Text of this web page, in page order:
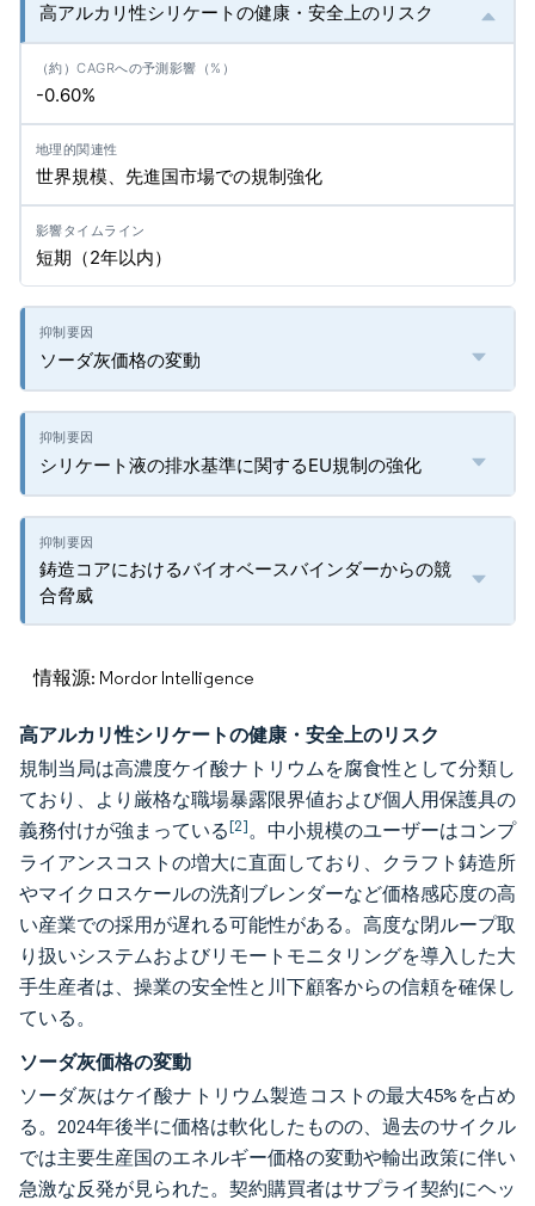
高アルカリ性シリケートの健康・安全上のリスク
-0.60%
世界規模、先進国市場での規制強化
短期（2年以内）
ソーダ灰価格の変動
シリケート液の排水基準に関するEU規制の強化
鋳造コアにおけるバイオベースバインダーからの競
合脅威
情報源: Mordor Intelligence
高アルカリ性シリケートの健康・安全上のリスク
規制当局は高濃度ケイ酸ナトリウムを腐食性として分類し
ており、より厳格な職場暴露限界値および個人用保護具の
義務付けが強まっている[2]。中小規模のユーザーはコンプ
ライアンスコストの増大に直面しており、クラフト鋳造所
やマイクロスケールの洗剤ブレンダーなど価格感応度の高
い産業での採用が遅れる可能性がある。高度な閉ループ取
り扱いシステムおよびリモートモニタリングを導入した大
手生産者は、操業の安全性と川下顧客からの信頼を確保し
ている。
ソーダ灰価格の変動
ソーダ灰はケイ酸ナトリウム製造コストの最大45%を占め
る。2024年後半に価格は軟化したものの、過去のサイクル
では主要生産国のエネルギー価格の変動や輸出政策に伴い
急激な反発が見られた。契約購買者はサプライ契約にヘッ